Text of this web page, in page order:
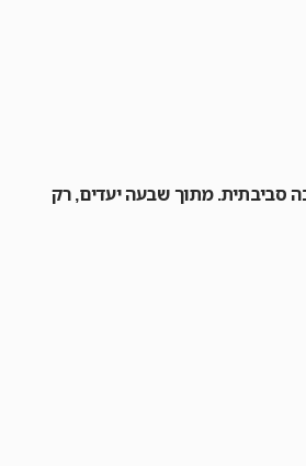
סביבתית. מתוך שבעה יעדים, רק